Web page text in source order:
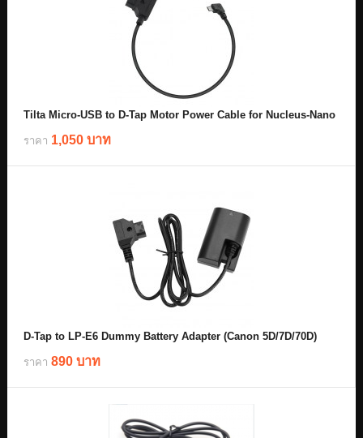
Tilta Micro-USB to D-Tap Motor Power Cable for Nucleus-Nano
ราคา 1,050 บาท
D-Tap to LP-E6 Dummy Battery Adapter (Canon 5D/7D/70D)
ราคา 890 บาท